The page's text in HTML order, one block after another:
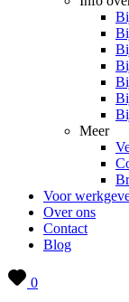
Meer
Voor
Over ons
Contact
Blog
0